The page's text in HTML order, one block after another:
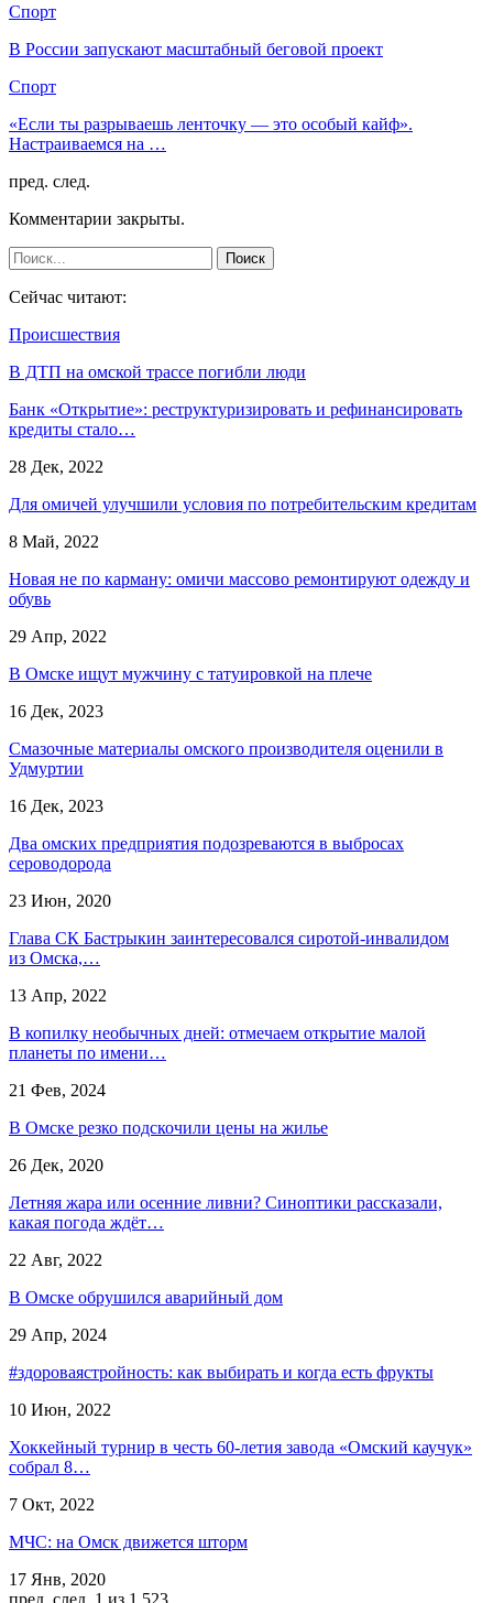
Спорт
В России запускают масштабный беговой проект
Спорт
«Если ты разрываешь ленточку — это особый кайф».
Настраиваемся на …
пред. след.
Комментарии закрыты.
Сейчас читают:
Происшествия
В ДТП на омской трассе погибли люди
Банк «Открытие»: реструктуризировать и рефинансировать
кредиты стало…
28 Дек, 2022
Для омичей улучшили условия по потребительским кредитам
8 Май, 2022
Новая не по карману: омичи массово ремонтируют одежду и
обувь
29 Апр, 2022
В Омске ищут мужчину с татуировкой на плече
16 Дек, 2023
Смазочные материалы омского производителя оценили в
Удмуртии
16 Дек, 2023
Два омских предприятия подозреваются в выбросах
сероводорода
23 Июн, 2020
Глава СК Бастрыкин заинтересовался сиротой-инвалидом
из Омска,…
13 Апр, 2022
В копилку необычных дней: отмечаем открытие малой
планеты по имени…
21 Фев, 2024
В Омске резко подскочили цены на жилье
26 Дек, 2020
Летняя жара или осенние ливни? Синоптики рассказали,
какая погода ждёт…
22 Авг, 2022
В Омске обрушился аварийный дом
29 Апр, 2024
#здороваястройность: как выбирать и когда есть фрукты
10 Июн, 2022
Хоккейный турнир в честь 60-летия завода «Омский каучук»
собрал 8…
7 Окт, 2022
МЧС: на Омск движется шторм
17 Янв, 2020
пред. след. 1 из 1 523